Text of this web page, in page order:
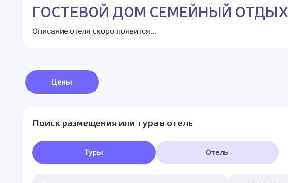
ГОСТЕВОЙ ДОМ СЕМЕЙНЫЙ ОТДЫХ
Описание отеля скоро появится...
Цены
Поиск размещения или тура в отель
Туры Отель